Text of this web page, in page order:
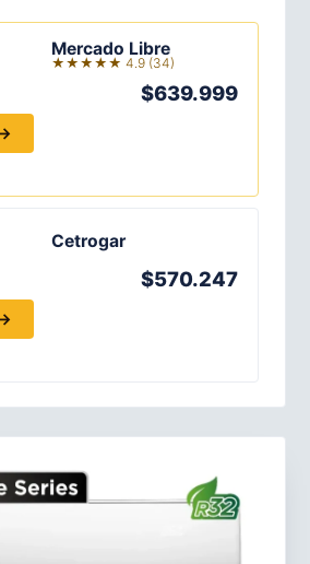
Mercado Libre
★★★★★ 4.9 (34)
$639.999
Cetrogar
$570.247